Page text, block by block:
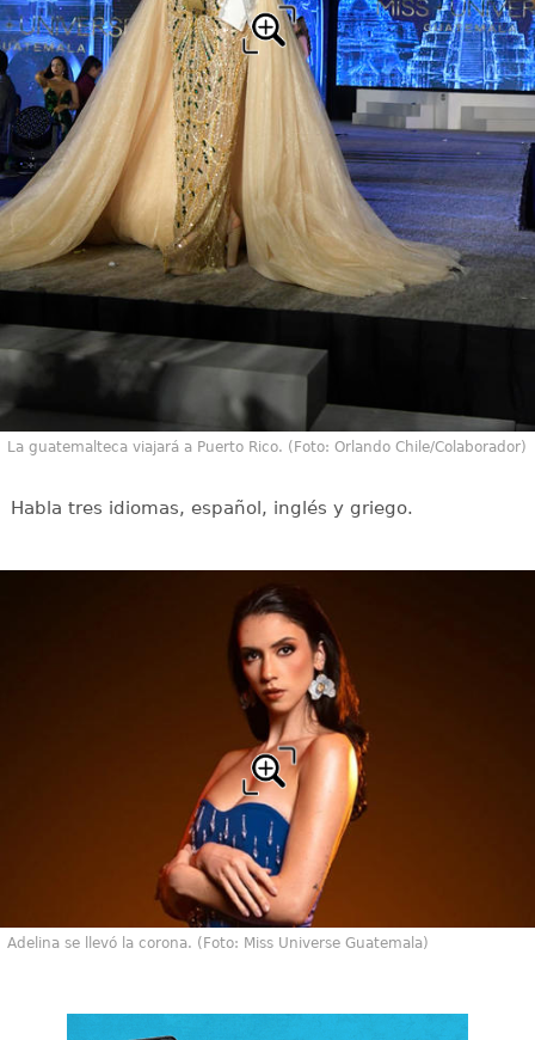
La guatemalteca viajará a Puerto Rico. (Foto: Orlando Chile/Colaborador)
Habla tres idiomas, español, inglés y griego.
Adelina se llevó la corona. (Foto: Miss Universe Guatemala)